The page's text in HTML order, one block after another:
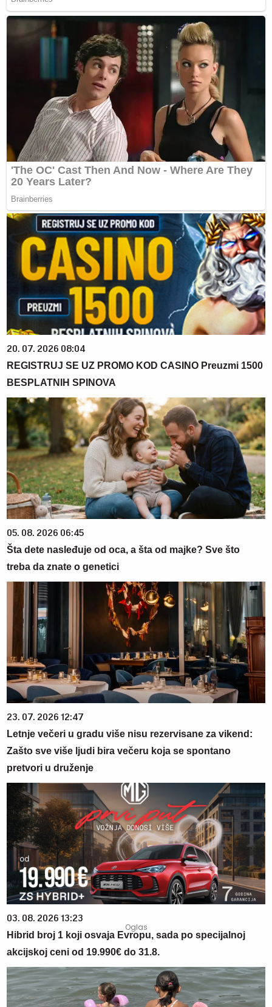
20. 07. 2026 08:04
REGISTRUJ SE UZ PROMO KOD CASINO Preuzmi 1500
BESPLATNIH SPINOVA
05. 08. 2026 06:45
Šta dete nasleđuje od oca, a šta od majke? Sve što
treba da znate o genetici
23. 07. 2026 12:47
Letnje večeri u gradu više nisu rezervisane za vikend:
Zašto sve više ljudi bira večeru koja se spontano
pretvori u druženje
03. 08. 2026 13:23
Hibrid broj 1 koji osvaja Evropu, sada po specijalnoj
akcijskoj ceni od 19.990€ do 31.8.